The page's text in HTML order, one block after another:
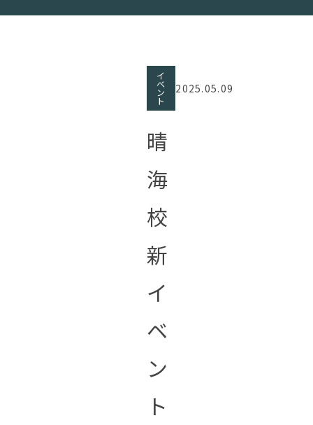
イ
ベ
ン
ト
2025.05.09
晴
海
校
新
イ
ベ
ン
ト